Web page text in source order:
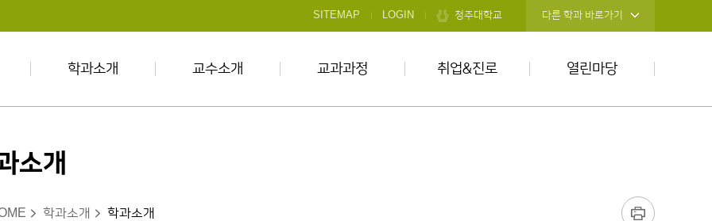
SITEMAP LOGIN 청주대학교 다른 학과 바로가기
학과소개 교수소개 교과과정 취업&진로 열린마당
소개
학과소개 학과소개